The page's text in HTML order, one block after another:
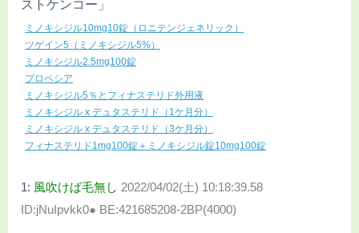
ストケンコー」
ミノキシジル10mg10錠（ロニテンジェネリック）
ツゲイン5（ミノキシジル5%）
ミノキシジル2.5mg100錠
プロペシア
ミノキシジル5％とフィナステリド外用液
ミノキシジル x デュタステリド（1ケ月分）
ミノキシジル x デュタステリド（3ケ月分）
フィナステリド1mg100錠＋ミノキシジル錠10mg100錠
1: 風吹けば毛無し 2022/04/02(土) 10:18:39.58
ID:jNuIpvkk0● BE:421685208-2BP(4000)